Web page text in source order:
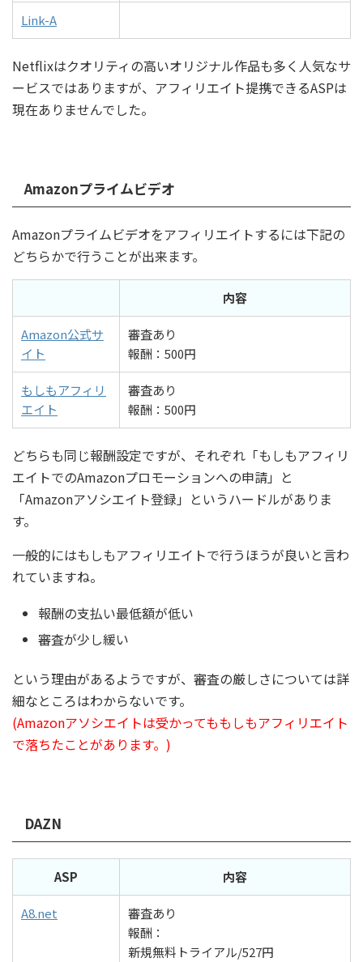
Link-A
Netflixはクオリティの高いオリジナル作品も多く人気なサ
ービスではありますが、アフィリエイト提携できるASPは
現在ありませんでした。
Amazonプライムビデオ
Amazonプライムビデオをアフィリエイトするには下記の
どちらかで行うことが出来ます。
内容
Amazon公式サ
イト
審査あり
報酬：500円
もしもアフィリ
エイト
審査あり
報酬：500円
どちらも同じ報酬設定ですが、それぞれ「もしもアフィリ
エイトでのAmazonプロモーションへの申請」と
「Amazonアソシエイト登録」というハードルがありま
す。
一般的にはもしもアフィリエイトで行うほうが良いと言わ
れていますね。
報酬の支払い最低額が低い
審査が少し緩い
という理由があるようですが、審査の厳しさについては詳
細なところはわからないです。
(Amazonアソシエイトは受かってももしもアフィリエイト
で落ちたことがあります。)
DAZN
ASP 内容
A8.net
審査あり
報酬：
新規無料トライアル/527円